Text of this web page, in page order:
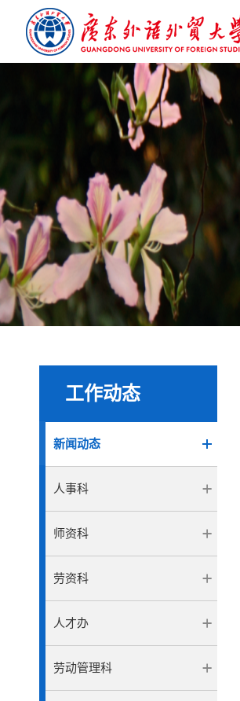
工作动态
新闻动态
人事科
师资科
劳资科
人才办
劳动管理科